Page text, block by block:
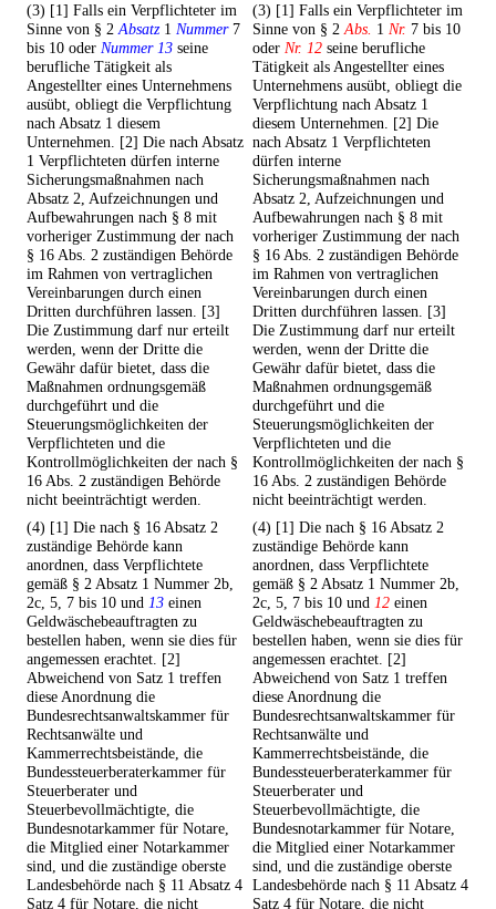
(3) [1] Falls ein Verpflichteter im
Sinne von § 2Absatz1 Nummer7
bis 10 oder Nummer 13 seine
berufliche Tätigkeit als
Angestellter eines Unternehmens
ausübt, obliegt die Verpflichtung
nach Absatz 1 diesem
Unternehmen. [2] Die nach Absatz
1 Verpflichteten dürfen interne
Sicherungsmaßnahmen nach
Absatz 2, Aufzeichnungen und
Aufbewahrungen nach § 8 mit
vorheriger Zustimmung der nach
§ 16 Abs. 2 zuständigen Behörde
im Rahmen von vertraglichen
Vereinbarungen durch einen
Dritten durchführen lassen. [3]
Die Zustimmung darf nur erteilt
werden, wenn der Dritte die
Gewähr dafür bietet, dass die
Maßnahmen ordnungsgemäß
durchgeführt und die
Steuerungsmöglichkeiten der
Verpflichteten und die
Kontrollmöglichkeiten der nach §
16 Abs. 2 zuständigen Behörde
nicht beeinträchtigt werden.
(3) [1] Falls ein Verpflichteter im
Sinne von § 2Abs. 1 Nr. 7 bis 10
oder Nr. 12 seine berufliche
Tätigkeit als Angestellter eines
Unternehmens ausübt, obliegt die
Verpflichtung nach Absatz 1
diesem Unternehmen. [2] Die
nach Absatz 1 Verpflichteten
dürfen interne
Sicherungsmaßnahmen nach
Absatz 2, Aufzeichnungen und
Aufbewahrungen nach § 8 mit
vorheriger Zustimmung der nach
§ 16 Abs. 2 zuständigen Behörde
im Rahmen von vertraglichen
Vereinbarungen durch einen
Dritten durchführen lassen. [3]
Die Zustimmung darf nur erteilt
werden, wenn der Dritte die
Gewähr dafür bietet, dass die
Maßnahmen ordnungsgemäß
durchgeführt und die
Steuerungsmöglichkeiten der
Verpflichteten und die
Kontrollmöglichkeiten der nach §
16 Abs. 2 zuständigen Behörde
nicht beeinträchtigt werden.
(4) [1] Die nach § 16 Absatz 2
zuständige Behörde kann
anordnen, dass Verpflichtete
gemäß § 2 Absatz 1 Nummer 2b,
2c, 5, 7 bis 10 und 13 einen
Geldwäschebeauftragten zu
bestellen haben, wenn sie dies für
angemessen erachtet. [2]
Abweichend von Satz 1 treffen
diese Anordnung die
Bundesrechtsanwaltskammer für
Rechtsanwälte und
Kammerrechtsbeistände, die
Bundessteuerberaterkammer für
Steuerberater und
Steuerbevollmächtigte, die
Bundesnotarkammer für Notare,
die Mitglied einer Notarkammer
sind, und die zuständige oberste
Landesbehörde nach § 11 Absatz 4
Satz 4 für Notare, die nicht
(4) [1] Die nach § 16 Absatz 2
zuständige Behörde kann
anordnen, dass Verpflichtete
gemäß § 2 Absatz 1 Nummer 2b,
2c, 5, 7 bis 10 und 12 einen
Geldwäschebeauftragten zu
bestellen haben, wenn sie dies für
angemessen erachtet. [2]
Abweichend von Satz 1 treffen
diese Anordnung die
Bundesrechtsanwaltskammer für
Rechtsanwälte und
Kammerrechtsbeistände, die
Bundessteuerberaterkammer für
Steuerberater und
Steuerbevollmächtigte, die
Bundesnotarkammer für Notare,
die Mitglied einer Notarkammer
sind, und die zuständige oberste
Landesbehörde nach § 11 Absatz 4
Satz 4 für Notare, die nicht